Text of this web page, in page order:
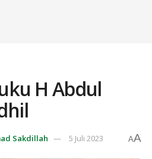
H Abdul
Sakdillah 5 Juli 2023 AA